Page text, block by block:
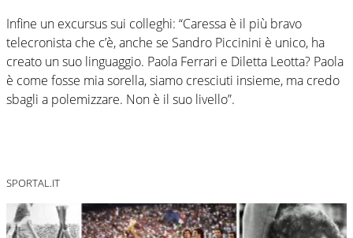
Infine un excursus sui colleghi: “Caressa è il più bravo
telecronista che c’è, anche se Sandro Piccinini è unico, ha
creato un suo linguaggio. Paola Ferrari e Diletta Leotta? Paola
è come fosse mia sorella, siamo cresciuti insieme, ma credo
sbagli a polemizzare. Non è il suo livello”.
SPORTAL.IT